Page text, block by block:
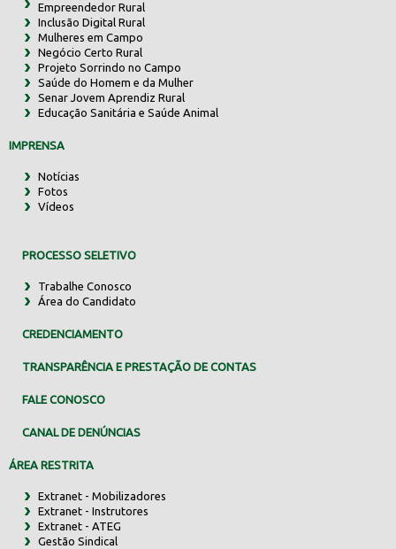
Empreendedor Rural
Inclusão Digital Rural
Mulheres em Campo
Negócio Certo Rural
Projeto Sorrindo no Campo
Saúde do Homem e da Mulher
Senar Jovem Aprendiz Rural
Educação Sanitária e Saúde Animal
IMPRENSA
Notícias
Fotos
Vídeos
PROCESSO SELETIVO
Trabalhe Conosco
Área do Candidato
CREDENCIAMENTO
TRANSPARÊNCIA E PRESTAÇÃO DE CONTAS
FALE CONOSCO
CANAL DE DENÚNCIAS
ÁREA RESTRITA
Extranet - Mobilizadores
Extranet - Instrutores
Extranet - ATEG
Gestão Sindical